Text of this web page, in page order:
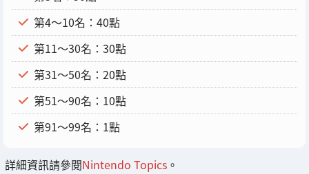
第4～10名：40點
第11～30名：30點
第31～50名：20點
第51～90名：10點
第91～99名：1點
詳細資訊請參閱Nintendo Topics 。